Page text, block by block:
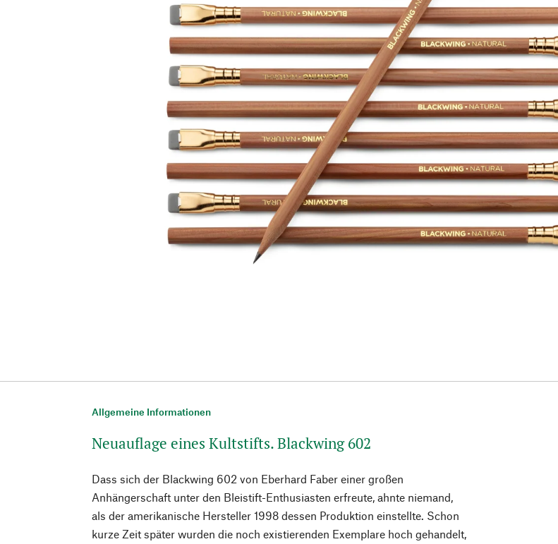
Allgemeine Informationen
Neuauflage eines Kultstifts. Blackwing 602
Dass sich der Blackwing 602 von Eberhard Faber einer großen
Anhängerschaft unter den Bleistift-Enthusiasten erfreute, ahnte niemand,
als der amerikanische Hersteller 1998 dessen Produktion einstellte. Schon
kurze Zeit später wurden die noch existierenden Exemplare hoch gehandelt,